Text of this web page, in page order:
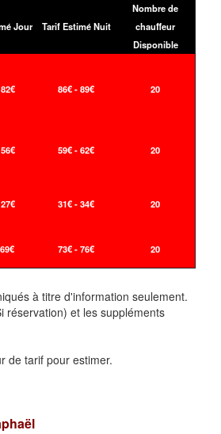
Jour Tarif Estimé Nuit
Nombre de
chauffeur
Disponible
86€ - 89€ 20
59€ - 62€ 20
31€ - 34€ 20
73€ - 76€ 20
à titre d'information seulement.
réservation) et les suppléments
de tarif pour estimer.